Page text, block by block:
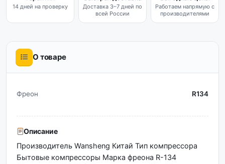
14 дней на проверку
Доставка 3–7 дней по
всей России
Работаем напрямую с
производителями
О товаре
Фреон R134
Описание
Производитель Wansheng Китай Тип компрессора
Бытовые компрессоры Марка фреона R-134